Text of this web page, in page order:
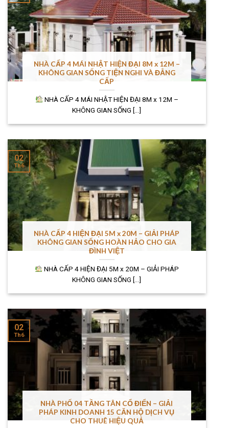
NHÀ CẤP 4 MÁI NHẬT HIỆN ĐẠI 8M x 12M –
KHÔNG GIAN SỐNG TIỆN NGHI VÀ ĐẲNG
CẤP
NHÀ CẤP 4 MÁI NHẬT HIỆN ĐẠI 8M x 12M –
KHÔNG GIAN SỐNG [...]
NHÀ CẤP 4 HIỆN ĐẠI 5M x 20M – GIẢI PHÁP
KHÔNG GIAN SỐNG HOÀN HẢO CHO GIA
ĐÌNH VIỆT
NHÀ CẤP 4 HIỆN ĐẠI 5M x 20M – GIẢI PHÁP
KHÔNG GIAN SỐNG [...]
02
Th6
NHÀ PHỐ 04 TẦNG TÂN CỔ ĐIỂN – GIẢI
PHÁP KINH DOANH 15 CĂN HỘ DỊCH VỤ
CHO THUÊ HIỆU QUẢ
02
Th6